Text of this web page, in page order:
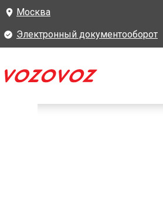
Москва
Электронный документооборот